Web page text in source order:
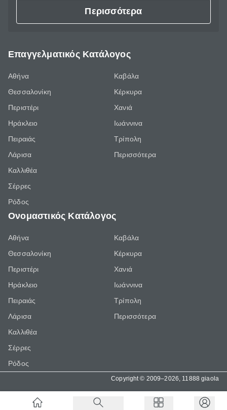
Περισσότερα
Επαγγελματικός Κατάλογος
Αθήνα
Θεσσαλονίκη
Περιστέρι
Ηράκλειο
Πειραιάς
Λάρισα
Καλλιθέα
Σέρρες
Ρόδος
Καβάλα
Κέρκυρα
Χανιά
Ιωάννινα
Τρίπολη
Περισσότερα
Ονομαστικός Κατάλογος
Αθήνα
Θεσσαλονίκη
Περιστέρι
Ηράκλειο
Πειραιάς
Λάρισα
Καλλιθέα
Σέρρες
Ρόδος
Καβάλα
Κέρκυρα
Χανιά
Ιωάννινα
Τρίπολη
Περισσότερα
Copyright © 2009–2026, 11888 giaola